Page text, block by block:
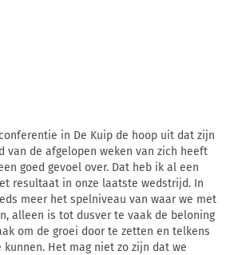
in De Kuip de hoop uit dat zijn
van de afgelopen weken van zich heeft
goed gevoel over. Dat heb ik al een
resultaat in onze laatste wedstrijd. In
meer het spelniveau van waar we met
alleen is tot dusver te vaak de beloning
om de groei door te zetten en telkens
Het mag niet zo zijn dat we